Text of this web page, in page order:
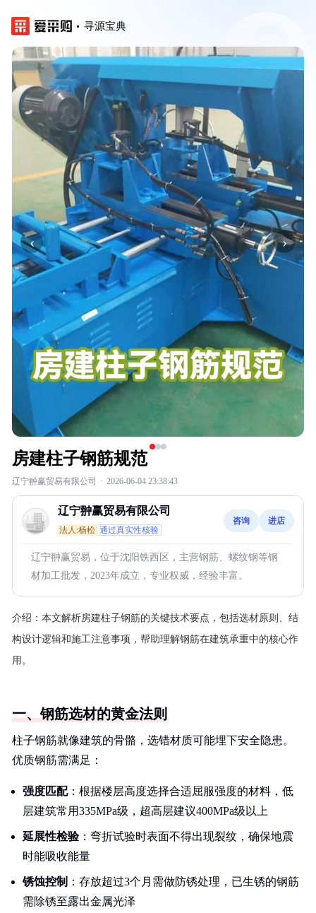
寻源宝典
‹ ›
房建柱子钢筋规范
辽宁翀赢贸易有限公司 · 2026-06-04 23:38:43
辽宁翀赢贸易有限公司
法人:杨松 通过真实性核验
咨询 进店
辽宁翀赢贸易，位于沈阳铁西区，主营钢筋、螺纹钢等钢
材加工批发，2023年成立，专业权威，经验丰富。
介绍： 本文解析房建柱子钢筋的关键技术要点，包括选材原则、结
构设计逻辑和施工注意事项，帮助理解钢筋在建筑承重中的核心作
用。
一、钢筋选材的黄金法则
柱子钢筋就像建筑的骨骼，选错材质可能埋下安全隐患。
优质钢筋需满足：
强度匹配：根据楼层高度选择合适屈服强度的材料，低
层建筑常用335MPa级，超高层建议400MPa级以上
延展性检验：弯折试验时表面不得出现裂纹，确保地震
时能吸收能量
锈蚀控制 ：存放超过3个月需做防锈处理，已生锈的钢筋
需除锈至露出金属光泽